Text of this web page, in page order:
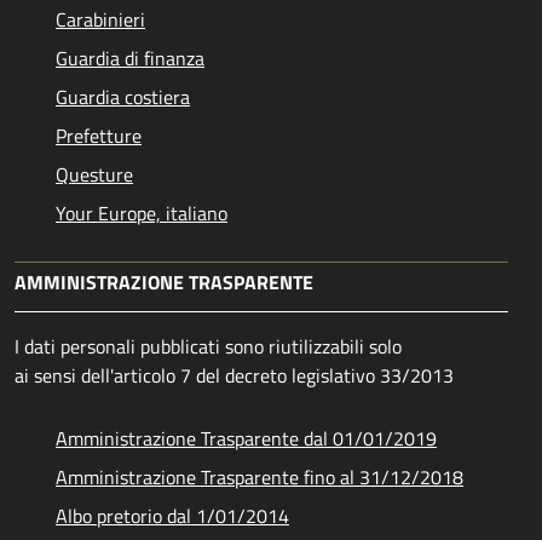
Carabinieri
Guardia di finanza
Guardia costiera
Prefetture
Questure
Your Europe, italiano
AMMINISTRAZIONE TRASPARENTE
I dati personali pubblicati sono riutilizzabili solo
ai sensi dell'articolo 7 del decreto legislativo 33/2013
Amministrazione Trasparente dal 01/01/2019
Amministrazione Trasparente fino al 31/12/2018
Albo pretorio dal 1/01/2014